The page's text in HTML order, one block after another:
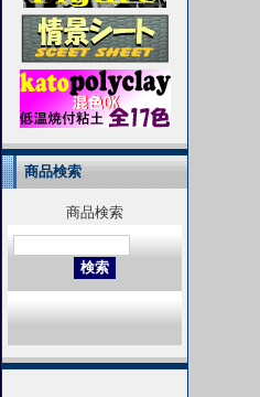
商品検索
商品検索